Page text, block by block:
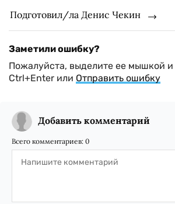
Подготовил/ла Денис Чекин
Заметили ошибку?
Пожалуйста, выделите ее мышкой
Ctrl+Enter или Отправить ошибку
Добавить комментарий
Всего комментариев: 0